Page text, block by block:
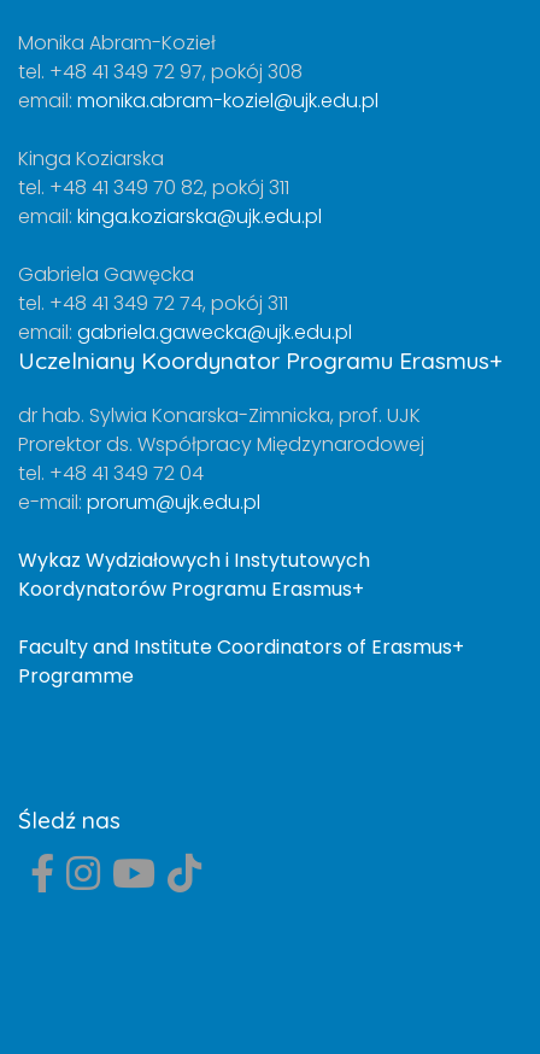
Monika Abram-Kozieł
tel. +48 41 349 72 97, pokój 308
email: monika.abram-koziel@ujk.edu.pl
Kinga Koziarska
tel. +48 41 349 70 82, pokój 311
email: kinga.koziarska@ujk.edu.pl
Gabriela Gawęcka
tel. +48 41 349 72 74, pokój 311
email: gabriela.gawecka@ujk.edu.pl
Uczelniany Koordynator Programu Erasmus+
dr hab. Sylwia Konarska-Zimnicka, prof. UJK
Prorektor ds. Współpracy Międzynarodowej
tel. +48 41 349 72 04
e-mail: prorum@ujk.edu.pl
Wykaz Wydziałowych i Instytutowych
Koordynatorów Programu Erasmus+
Faculty and Institute Coordinators of Erasmus+
Programme
Śledź nas